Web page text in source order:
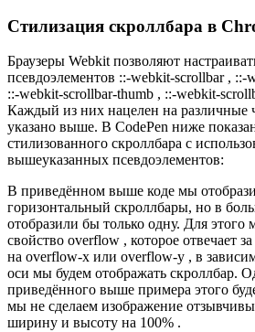
Стилизация скроллбара в
Браузеры Webkit позволяют
псевдоэлементов ::-webkit-scrollbar , ::-
::-webkit-scrollbar-thumb , ::-webkit-
Каждый из них нацелен на различные
указано выше. В CodePen ниже
стилизованного скроллбара с
вышеуказанных псевдоэлементов:
В приведённом выше коде мы
горизонтальный скроллбары, но в
отобразили бы только одну. Для
свойство overflow , которое отвечает
на overflow-x или overflow-y , в
оси мы будем отображать скроллбар.
приведённого выше примера этого
мы не сделаем изображение
ширину и высоту на 100% .